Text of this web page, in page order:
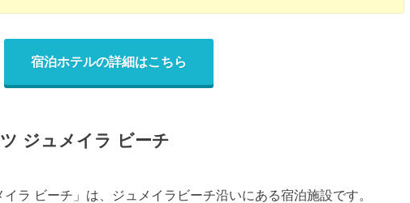
宿泊ホテルの詳細はこちら
ジュメイラ ビーチ
イラ ビーチ」は、ジュメイラビーチ沿いにある宿泊施設です。